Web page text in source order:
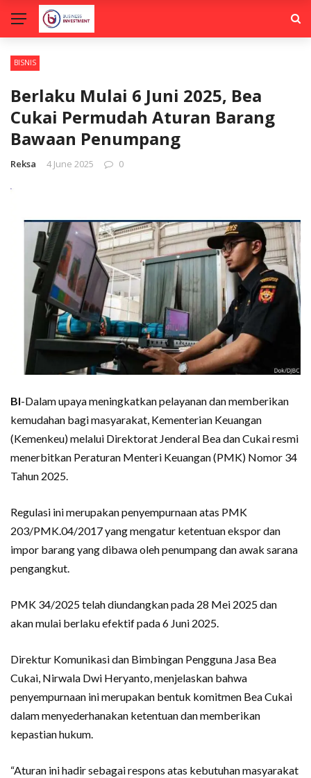
BISNIS
Berlaku Mulai 6 Juni 2025, Bea
Cukai Permudah Aturan Barang
Bawaan Penumpang
Reksa 4 June 2025 0
BI-Dalam upaya meningkatkan pelayanan dan memberikan
kemudahan bagi masyarakat, Kementerian Keuangan
(Kemenkeu) melalui Direktorat Jenderal Bea dan Cukai resmi
menerbitkan Peraturan Menteri Keuangan (PMK) Nomor 34
Tahun 2025.
Regulasi ini merupakan penyempurnaan atas PMK
203/PMK.04/2017 yang mengatur ketentuan ekspor dan
impor barang yang dibawa oleh penumpang dan awak sarana
pengangkut.
PMK 34/2025 telah diundangkan pada 28 Mei 2025 dan
akan mulai berlaku efektif pada 6 Juni 2025.
Direktur Komunikasi dan Bimbingan Pengguna Jasa Bea
Cukai, Nirwala Dwi Heryanto, menjelaskan bahwa
penyempurnaan ini merupakan bentuk komitmen Bea Cukai
dalam menyederhanakan ketentuan dan memberikan
kepastian hukum.
“Aturan ini hadir sebagai respons atas kebutuhan masyarakat